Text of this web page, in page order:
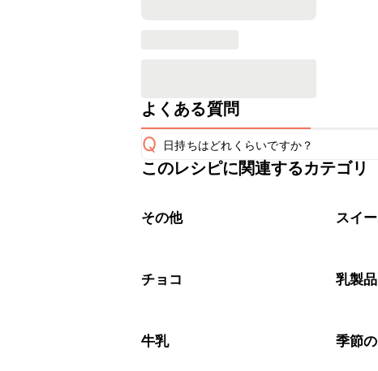
よくある質問
Q 日持ちはどれくらいですか？
こちらのレシピは出来たてをお召し上が
※日持ちは目安です。
このレシピに関連するカテゴリ
その他 スイ
チョコ 乳製品
牛乳 季節